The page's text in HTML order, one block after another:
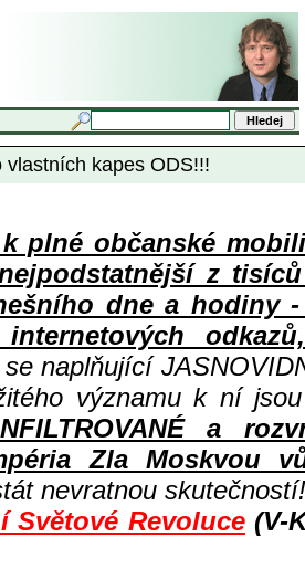
kapes ODS!!!
k plné občanské
z
dne a hodiny
naplňující
významu k ní
a
Zla Moskvou
nevratnou
Světové Revoluce (V-